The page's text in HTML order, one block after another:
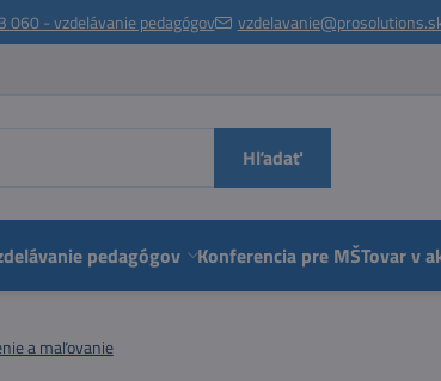
060 - vzdelávanie pedagógov
Hľadať
pedagógov Konferencia pre MŠTovar v
a maľovanie